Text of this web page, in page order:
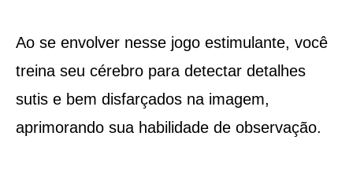
Ao se envolver nesse jogo estimulante, você
treina seu cérebro para detectar detalhes
sutis e bem disfarçados na imagem,
aprimorando sua habilidade de observação.